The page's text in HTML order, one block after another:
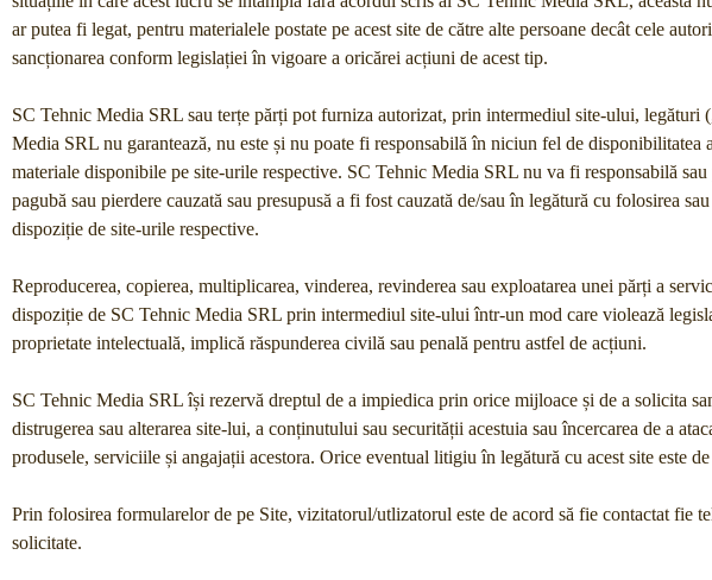
ar putea fi legat, pentru materialele postate pe acest site de către alte persoane decât cele
sancționarea conform legislației în vigoare a oricărei acțiuni de acest tip.
SC Tehnic Media SRL sau terțe părți pot furniza autorizat, prin intermediul site-ului,
Media SRL nu garantează, nu este și nu poate fi responsabilă în niciun fel de
materiale disponibile pe site-urile respective. SC Tehnic Media SRL nu va fi responsabilă
pagubă sau pierdere cauzată sau presupusă a fi fost cauzată de/sau în legătură cu folosirea
dispoziție de site-urile respective.
Reproducerea, copierea, multiplicarea, vinderea, revinderea sau exploatarea unei părți a
dispoziție de SC Tehnic Media SRL prin intermediul site-ului într-un mod care violează
proprietate intelectuală, implică răspunderea civilă sau penală pentru astfel de acțiuni.
SC Tehnic Media SRL își rezervă dreptul de a impiedica prin orice mijloace și de a solicita
distrugerea sau alterarea site-lui, a conținutului sau securității acestuia sau încercarea de a
produsele, serviciile și angajații acestora. Orice eventual litigiu în legătură cu acest site este
Prin folosirea formularelor de pe Site, vizitatorul/utlizatorul este de acord să fie contactat fie
solicitate.